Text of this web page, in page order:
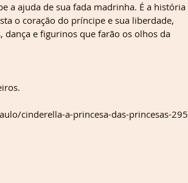
a ajuda de sua fada madrinha. É a história
o coração do príncipe e sua liberdade,
dança e figurinos que farão os olhos da
cinderella-a-princesa-das-princesas-295